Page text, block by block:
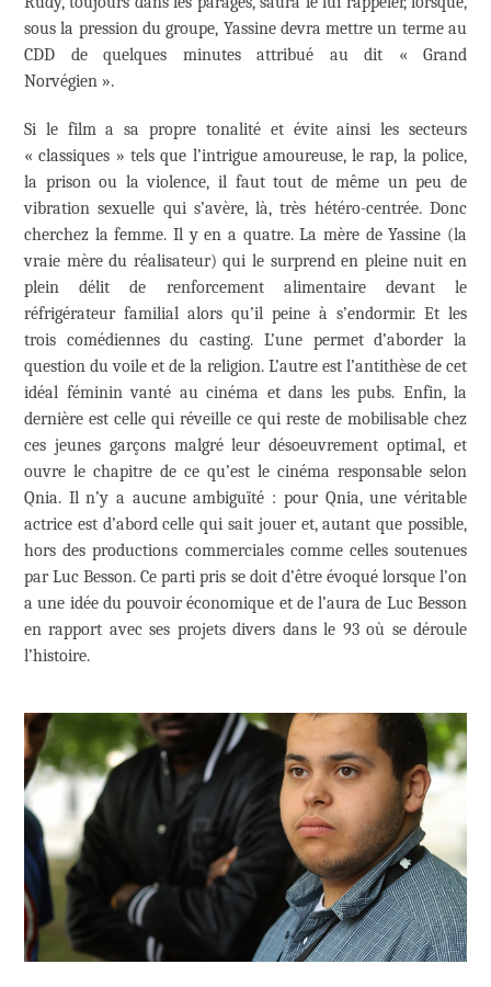
sous la pression du groupe, Yassine devra mettre un terme au
CDD de quelques minutes attribué au dit « Grand
Norvégien ».
Si le film a sa propre tonalité et évite ainsi les secteurs
« classiques » tels que l’intrigue amoureuse, le rap, la police,
la prison ou la violence, il faut tout de même un peu de
vibration sexuelle qui s’avère, là, très hétéro-centrée. Donc
cherchez la femme. Il y en a quatre. La mère de Yassine (la
vraie mère du réalisateur) qui le surprend en pleine nuit en
plein délit de renforcement alimentaire devant le
réfrigérateur familial alors qu’il peine à s’endormir. Et les
trois comédiennes du casting. L’une permet d’aborder la
question du voile et de la religion. L’autre est l’antithèse de cet
idéal féminin vanté au cinéma et dans les pubs. Enfin, la
dernière est celle qui réveille ce qui reste de mobilisable chez
ces jeunes garçons malgré leur désoeuvrement optimal, et
ouvre le chapitre de ce qu’est le cinéma responsable selon
Qnia. Il n’y a aucune ambiguïté : pour Qnia, une véritable
actrice est d’abord celle qui sait jouer et, autant que possible,
hors des productions commerciales comme celles soutenues
par Luc Besson. Ce parti pris se doit d’être évoqué lorsque l’on
a une idée du pouvoir économique et de l’aura de Luc Besson
en rapport avec ses projets divers dans le 93 où se déroule
l’histoire.